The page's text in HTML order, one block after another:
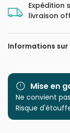
Expédition
livraison
Informations
Marque
Catégorie
Mise en
Ne convient
Risque